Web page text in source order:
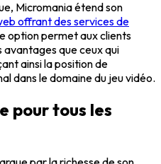
Micromania étend son
offrant des services de
option permet aux clients
que ceux qui
ainsi la position de
dans le domaine du jeu vidéo.
pour tous les